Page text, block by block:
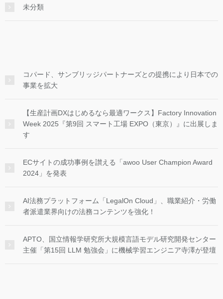
未分類
コパード、サンブリッジパートナーズとの提携により日本での
事業を拡大
【生産計画DXはじめるなら最適ワークス】Factory Innovation
Week 2025『第9回 スマート工場 EXPO（東京）』に出展しま
す
ECサイトの成功事例を讃える「awoo User Champion Award
2024」を発表
AI法務プラットフォーム「LegalOn Cloud」、職業紹介・労働
者派遣業界向けの法務コンテンツを強化！
APTO、国立情報学研究所大規模言語モデル研究開発センター
主催「第15回 LLM 勉強会」に機械学習エンジニア寺澤が登壇